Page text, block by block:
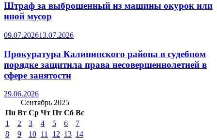
Штраф за выброшенный из машины окурок или
иной мусор
09.07.202613.07.2026
Прокуратура Калининского района в судебном
порядке защитила права несовершеннолетней в
сфере занятости
29.06.2026
Сентябрь 2025
Пн Вт Ср Чт Пт Сб Вс
1
2 3 4 5 6
7
8
9 10 11 12 13 14